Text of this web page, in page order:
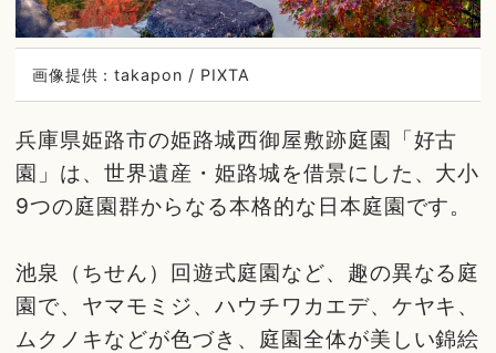
画像提供：takapon / PIXTA
兵庫県姫路市の姫路城西御屋敷跡庭園「好古
園」は、世界遺産・姫路城を借景にした、大小
9つの庭園群からなる本格的な日本庭園です。
池泉（ちせん）回遊式庭園など、趣の異なる庭
園で、ヤマモミジ、ハウチワカエデ、ケヤキ、
ムクノキなどが色づき、庭園全体が美しい錦絵